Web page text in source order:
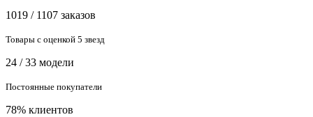
1019 / 1107 заказов
Товары с оценкой 5 звезд
24 / 33 модели
Постоянные покупатели
78% клиентов